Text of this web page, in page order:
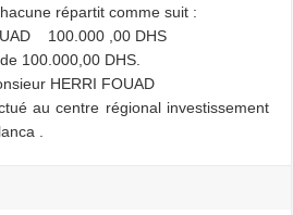
répartit comme suit :
100.000 ,00 DHS
100.000,00 DHS.
HERRI FOUAD
au centre régional investissement
.